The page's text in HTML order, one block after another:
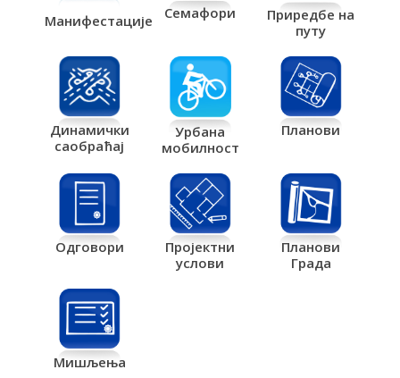
Манифестације Семафори
Приредбе на
путу
Динамички
саобраћај
Урбана
мобилност
Планови
Одговори
Пројектни
услови
Планови
Града
Мишљења